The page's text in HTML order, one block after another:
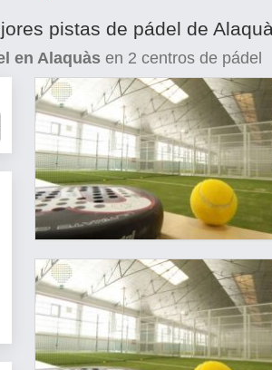
pistas de pádel de
en Alaquàs en 2 centros de pádel